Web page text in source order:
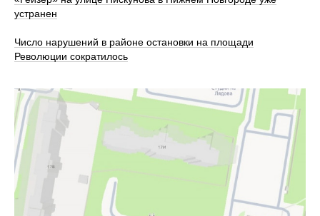
устранен
Число нарушений в районе остановки на площади
Революции сократилось